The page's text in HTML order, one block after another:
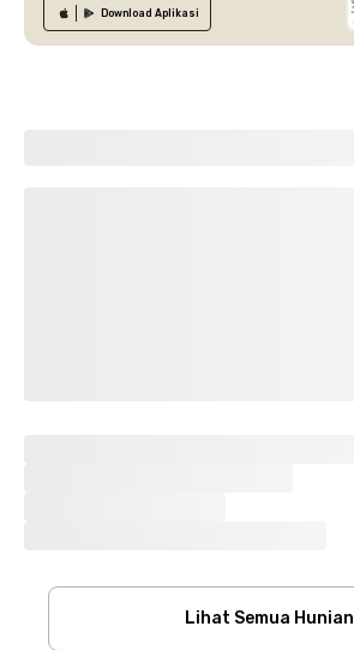
Download Aplikasi
Lihat Semua Hunian